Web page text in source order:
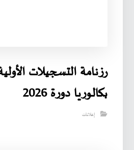
رزنامة التسجيلات
بكالوريا دورة 2026
إعلانات